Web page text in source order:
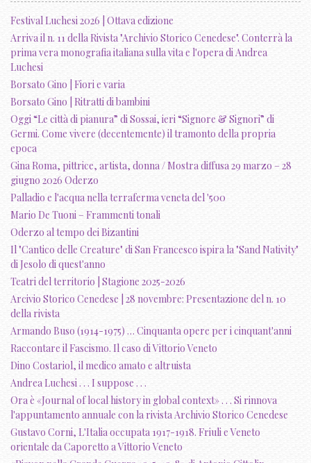
Festival Luchesi 2026 | Ottava edizione
Arriva il n. 11 della Rivista "Archivio Storico Cenedese". Conterrà la
prima vera monografia italiana sulla vita e l'opera di Andrea
Luchesi
Borsato Gino | Fiori e varia
Borsato Gino | Ritratti di bambini
Oggi “Le città di pianura” di Sossai, ieri “Signore & Signori” di
Germi. Come vivere (decentemente) il tramonto della propria
epoca
Gina Roma, pittrice, artista, donna / Mostra diffusa 29 marzo – 28
giugno 2026 Oderzo
Palladio e l'acqua nella terraferma veneta del '500
Mario De Tuoni – Frammenti tonali
Oderzo al tempo dei Bizantini
Il "Cantico delle Creature" di San Francesco ispira la "Sand Nativity"
di Jesolo di quest'anno
Teatri del territorio | Stagione 2025-2026
Arcivio Storico Cenedese | 28 novembre: Presentazione del n. 10
della rivista
Armando Buso (1914-1975) … Cinquanta opere per i cinquant'anni
Raccontare il Fascismo. Il caso di Vittorio Veneto
Dino Costariol, il medico amato e altruista
Andrea Luchesi . . . I suppose . . .
Ora è «Journal of local history in global context» . . . Si rinnova
l'appuntamento annuale con la rivista Archivio Storico Cenedese
Gustavo Corni, L'Italia occupata 1917-1918. Friuli e Veneto
orientale da Caporetto a Vittorio Veneto